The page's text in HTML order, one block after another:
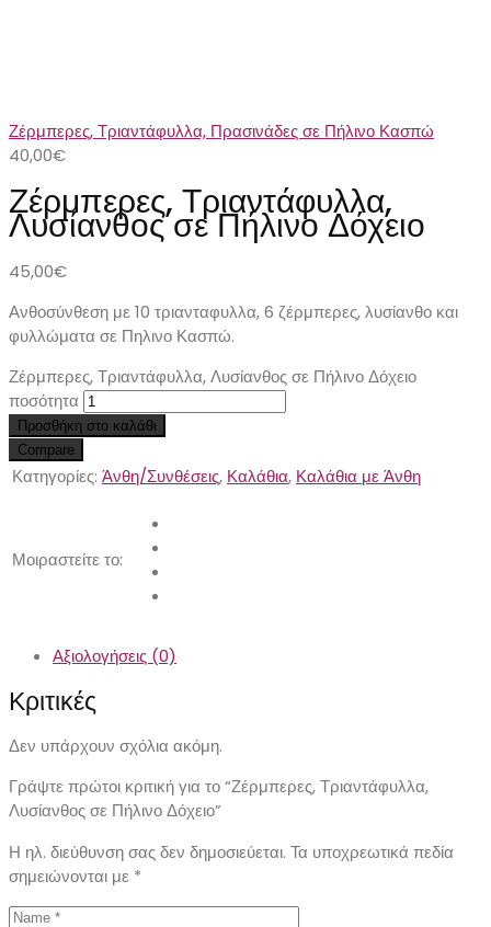
Ζέρμπερες, Τριαντάφυλλα, Πρασινάδες σε Πήλινο Κασπώ
40,00€
Ζέρμπερες, Τριαντάφυλλα,
Λυσίανθος σε Πήλινο Δόχειο
45,00€
Ανθοσύνθεση με 10 τριανταφυλλα, 6 ζέρμπερες, λυσίανθο και
φυλλώματα σε Πηλινο Κασπώ.
Ζέρμπερες, Τριαντάφυλλα, Λυσίανθος σε Πήλινο Δόχειο
ποσότητα
Προσθήκη στο καλάθι
Compare
Κατηγορίες: Άνθη/Συνθέσεις, Καλάθια, Καλάθια με Άνθη
Μοιραστείτε το:
Αξιολογήσεις (0)
Κριτικές
Δεν υπάρχουν σχόλια ακόμη.
Γράψτε πρώτοι κριτική για το “Ζέρμπερες, Τριαντάφυλλα,
Λυσίανθος σε Πήλινο Δόχειο”
Η ηλ. διεύθυνση σας δεν δημοσιεύεται. Τα υποχρεωτικά πεδία
σημειώνονται με *